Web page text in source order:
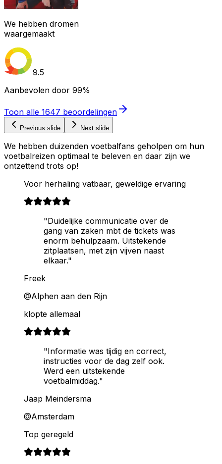
We hebben dromen
waargemaakt
9.5
Aanbevolen door 99%
Toon alle 1647 beoordelingen
Previous slide Next slide
We hebben duizenden voetbalfans geholpen om hun
voetbalreizen optimaal te beleven en daar zijn we
ontzettend trots op!
Voor herhaling vatbaar, geweldige ervaring
"Duidelijke communicatie over de
gang van zaken mbt de tickets was
enorm behulpzaam. Uitstekende
zitplaatsen, met zijn vijven naast
elkaar."
Freek
@Alphen aan den Rijn
klopte allemaal
"Informatie was tijdig en correct,
instructies voor de dag zelf ook.
Werd een uitstekende
voetbalmiddag."
Jaap Meindersma
@Amsterdam
Top geregeld